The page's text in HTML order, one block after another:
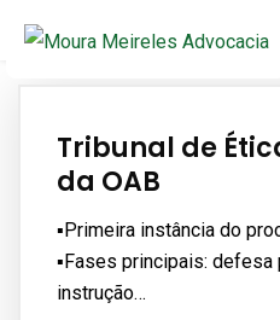
Tribunal de
da OAB
▪️Primeira instância do
▪️Fases principais: defesa
instrução…